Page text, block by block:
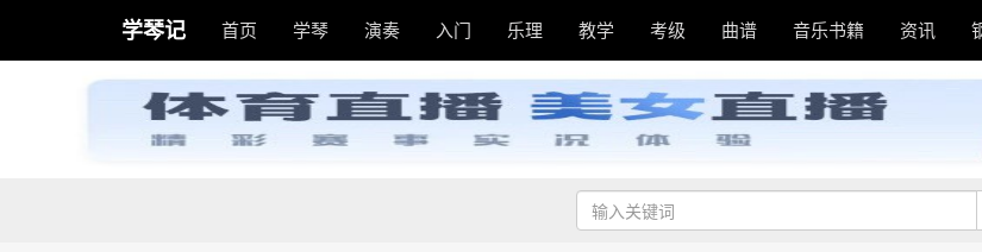
学琴记 首页 学琴 演奏 入门 乐理 教学 考级 曲谱 音乐书籍 资讯